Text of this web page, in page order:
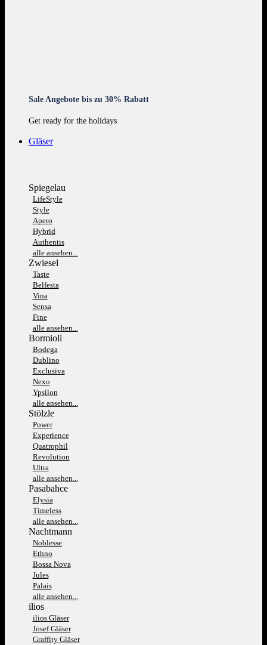
Sale Angebote bis zu 30% Rabatt
Get ready for the holidays
Gläser
Spiegelau
LifeStyle
Style
Apero
Hybrid
Authentis
alle ansehen...
Zwiesel
Taste
Belfesta
Vina
Sensa
Fine
alle ansehen...
Bormioli
Bodega
Dublino
Exclusiva
Nexo
Ypsilon
alle ansehen...
Stölzle
Power
Experience
Quatrophil
Revolution
Ultra
alle ansehen...
Pasabahce
Elysia
Timeless
alle ansehen...
Nachtmann
Noblesse
Ethno
Bossa Nova
Jules
Palais
alle ansehen...
ilios
ilios Gläser
Josef Gläser
Graffity Gläser